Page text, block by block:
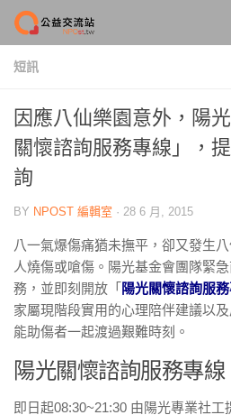
Skip to content
短訊
因應八仙樂園意外，陽
關懷諮詢服務專線」，
詢
BY NPOST 編輯室 · 28 6 月, 2015
八一氣爆傷痛猶未撫平，卻又發生
人燒傷或嗆傷。陽光基金會團隊緊
務，並即刻開放「 陽光關懷諮詢服
家屬現階段實用的心理陪伴建議以
能助傷者一起渡過艱難時刻。
陽光關懷諮詢服務專線
即日起08:30~21:30 由陽光專業社工